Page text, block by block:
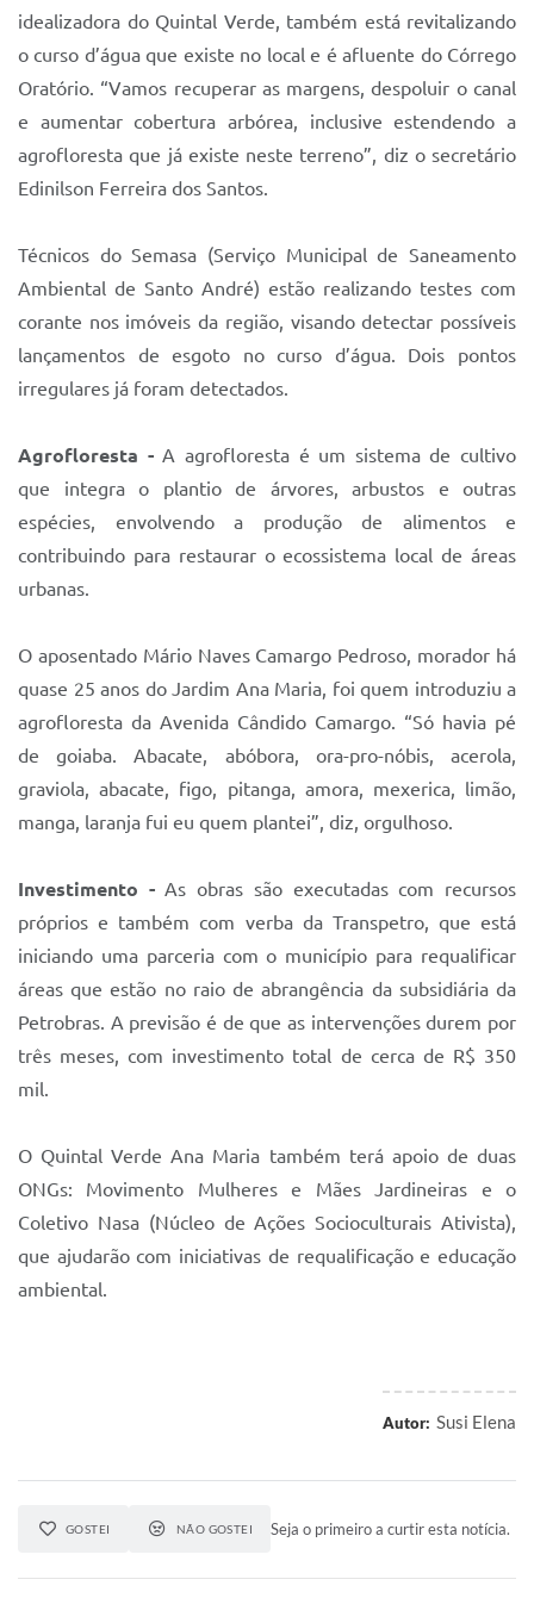
idealizadora do Quintal Verde, também está revitalizando
o curso d’água que existe no local e é afluente do Córrego
Oratório. “Vamos recuperar as margens, despoluir o canal
e aumentar cobertura arbórea, inclusive estendendo a
agrofloresta que já existe neste terreno”, diz o secretário
Edinilson Ferreira dos Santos.
Técnicos do Semasa (Serviço Municipal de Saneamento
Ambiental de Santo André) estão realizando testes com
corante nos imóveis da região, visando detectar possíveis
lançamentos de esgoto no curso d’água. Dois pontos
irregulares já foram detectados.
Agrofloresta -A agrofloresta é um sistema de cultivo
que integra o plantio de árvores, arbustos e outras
espécies, envolvendo a produção de alimentos e
contribuindo para restaurar o ecossistema local de áreas
urbanas.
O aposentado Mário Naves Camargo Pedroso, morador há
quase 25 anos do Jardim Ana Maria, foi quem introduziu a
agrofloresta da Avenida Cândido Camargo. “Só havia pé
de goiaba. Abacate, abóbora, ora-pro-nóbis, acerola,
graviola, abacate, figo, pitanga, amora, mexerica, limão,
manga, laranja fui eu quem plantei”, diz, orgulhoso.
Investimento -As obras são executadas com recursos
próprios e também com verba da Transpetro, que está
iniciando uma parceria com o município para requalificar
áreas que estão no raio de abrangência da subsidiária da
Petrobras. A previsão é de que as intervenções durem por
três meses, com investimento total de cerca de R$ 350
mil.
O Quintal Verde Ana Maria também terá apoio de duas
ONGs: Movimento Mulheres e Mães Jardineiras e o
Coletivo Nasa (Núcleo de Ações Socioculturais Ativista),
que ajudarão com iniciativas de requalificação e educação
ambiental.
Autor: Susi Elena
GOSTEI NÃO GOSTEI Seja o primeiro a curtir esta notícia.